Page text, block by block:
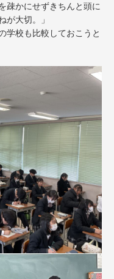
疎かにせずきちんと頭に
が大切。」
学校も比較しておこうと